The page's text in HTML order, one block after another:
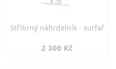
Stříbrný náhrdelník - surfař
2 300 Kč